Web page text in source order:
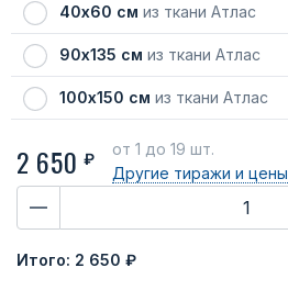
40х60 см из ткани Атлас
90х135 см из ткани Атлас
100х150 см из ткани Атлас
2 650 ₽
от 1 до 19 шт.
Другие тиражи и цены
Итого: 2 650 ₽